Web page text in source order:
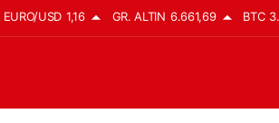
EURO/USD 1,16 GR. ALTIN 6.661,69 BTC